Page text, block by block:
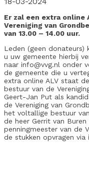
Er zal een extra online
Vereniging van
van 13.00 – 14.00 uur.
Leden (geen donateurs)
u uw gemeente hierbij
naar info@vvg.nl onder
de gemeente die u
extra online ALV staat
bestuur van de
Geert-Jan Put als
de Vereniging van
het voltallige bestuur
de heer Gerrit van
penningmeester van de
de stukken opvragen via